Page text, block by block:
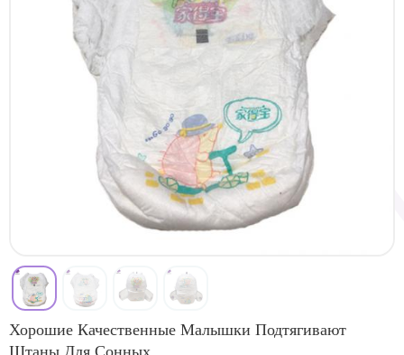
Хорошие Качественные Малышки Подтягивают